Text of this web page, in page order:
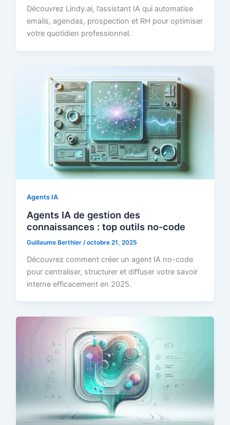
Découvrez Lindy.ai, l’assistant IA qui automatise
emails, agendas, prospection et RH pour optimiser
votre quotidien professionnel.
Agents IA
Agents IA de gestion des
connaissances : top outils no-code
Guillaume Berthier /octobre 21, 2025
Découvrez comment créer un agent IA no-code
pour centraliser, structurer et diffuser votre savoir
interne efficacement en 2025.